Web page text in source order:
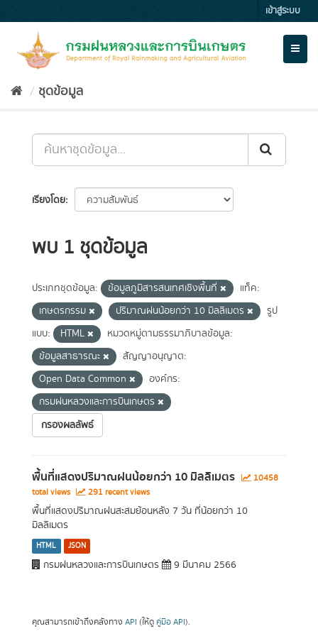
to
เข้าสู่ระบบ
ชุดข้อมูล
เรียงโดย
พบ 1 ชุดข้อมูล
ประเภทชุดข้อมูล: ข้อมูลภูมิสารสนเทศเชิงพื้นที่
แท็ค:
เกษตรกรรม
ปริมาณฝนน้อยกว่า 10 มิลลิเมตร
รูป
แบบ:
HTML
หมวดหมู่ตามธรรมาภิบาลข้อมูล:
ข้อมูลสาธารณะ
สัญญาอนุญาต:
Open Data Common
องค์กร:
กรมฝนหลวงและการบินเกษตร
กรองผลลัพธ์
พื้นที่แสดงปริมาณฝนน้อยกว่า 10 มิลลิเมตร
10458
total views
291 recent views
พื้นที่แสดงปริมาณฝนสะสมย้อนหลัง 7 วัน ที่น้อยกว่า 10
มิลลิเมตร
HTML JSON
กรมฝนหลวงและการบินเกษตร 9 มีนาคม 2566
คุณสามารถเข้าถึงคลังทาง API (ให้ดู คู่มือ API).